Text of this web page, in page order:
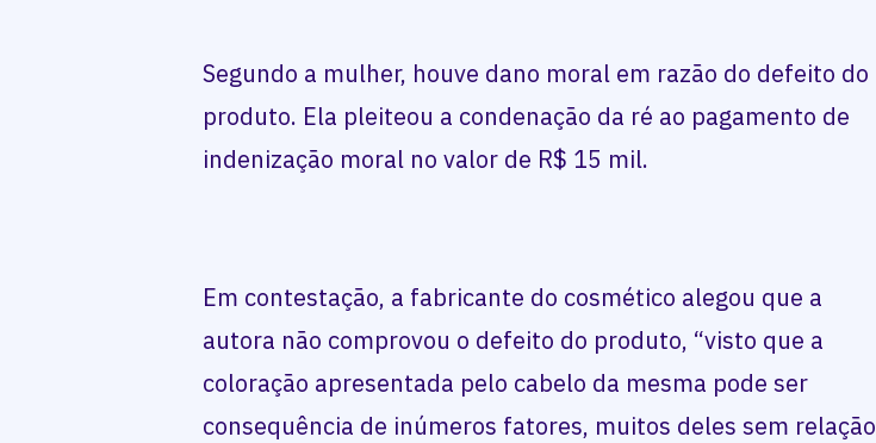
Segundo a mulher, houve dano moral em razão do defeito do
produto. Ela pleiteou a condenação da ré ao pagamento de
indenização moral no valor de R$ 15 mil.
Em contestação, a fabricante do cosmético alegou que a
autora não comprovou o defeito do produto, “visto que a
coloração apresentada pelo cabelo da mesma pode ser
consequência de inúmeros fatores, muitos deles sem relação